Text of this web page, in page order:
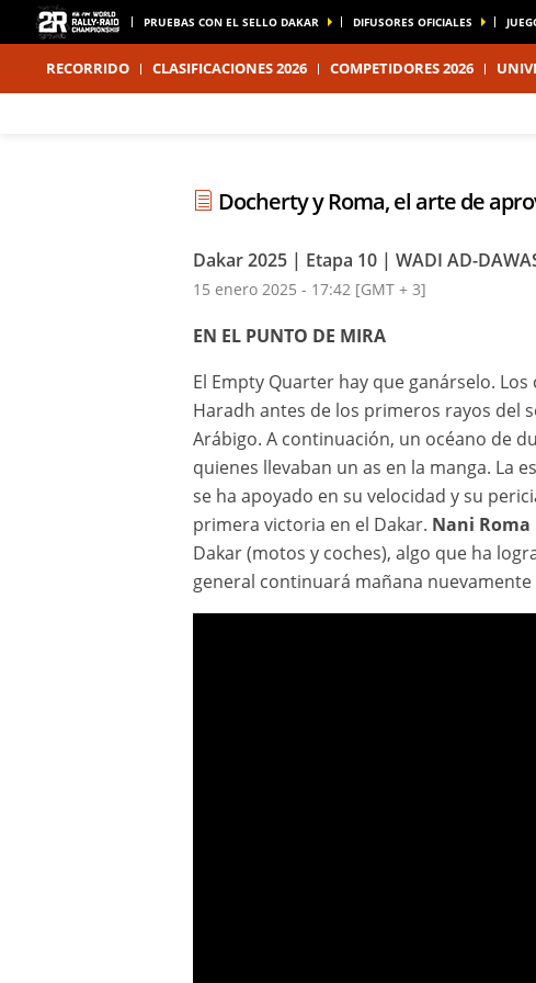
PRUEBAS CON EL SELLO DAKAR DIFUSORES OFICIALES
RECORRIDO CLASIFICACIONES 2026 COMPETIDORES 2026
Docherty y Roma, el arte de
Dakar 2025 | Etapa 10 | WADI AD-
15 enero 2025 - 17:42 [GMT + 3]
EN EL PUNTO DE MIRA
El Empty Quarter hay que ganárselo.
Haradh antes de los primeros rayos del
Arábigo. A continuación, un océano de
quienes llevaban un as en la manga. La
se ha apoyado en su velocidad y su
primera victoria en el Dakar. Nani Roma
Dakar (motos y coches), algo que ha
general continuará mañana